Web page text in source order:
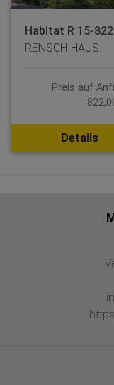
Habitat R 15-822
RENSCH-HAUS
Preis auf
Details